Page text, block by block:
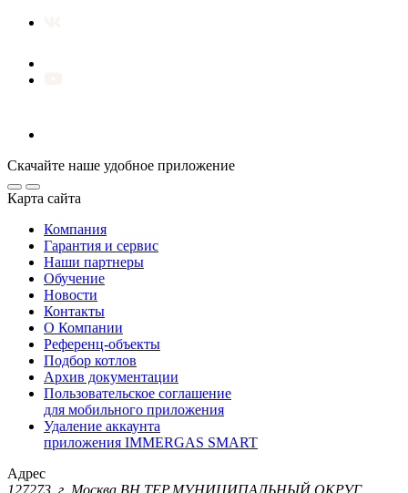
Скачайте наше удобное приложение
Карта сайта
Компания
Гарантия и сервис
Наши партнеры
Обучение
Новости
Контакты
О Компании
Референц-объекты
Подбор котлов
Архив документации
Пользовательское соглашение
для мобильного приложения
Удаление аккаунта
приложения IMMERGAS SMART
Адрес
127273, г. Москва ВН.ТЕР.МУНИЦИПАЛЬНЫЙ ОКРУГ